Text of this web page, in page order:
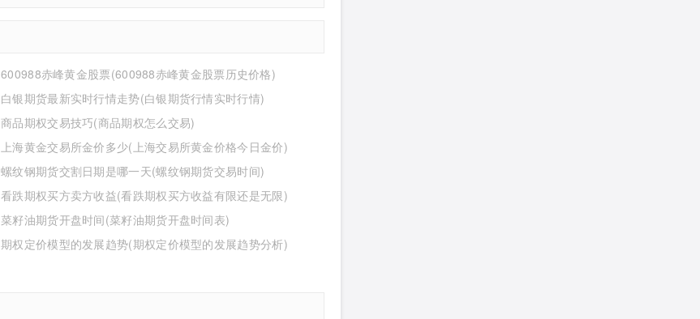
600988赤峰黄金股票(600988赤峰黄金股票历史价格)
白银期货最新实时行情走势(白银期货行情实时行情)
商品期权交易技巧(商品期权怎么交易)
上海黄金交易所金价多少(上海交易所黄金价格今日金价)
螺纹钢期货交割日期是哪一天(螺纹钢期货交易时间)
看跌期权买方卖方收益(看跌期权买方收益有限还是无限)
菜籽油期货开盘时间(菜籽油期货开盘时间表)
期权定价模型的发展趋势(期权定价模型的发展趋势分析)